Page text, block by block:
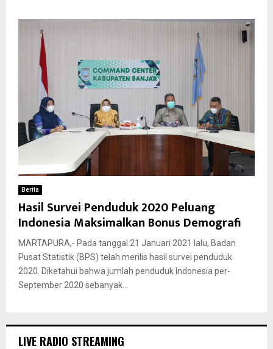
Berita
Hasil Survei Penduduk 2020 Peluang
Indonesia Maksimalkan Bonus Demografi
MARTAPURA,- Pada tanggal 21 Januari 2021 lalu, Badan
Pusat Statistik (BPS) telah merilis hasil survei penduduk
2020. Diketahui bahwa jumlah penduduk Indonesia per-
September 2020 sebanyak...
LIVE RADIO STREAMING